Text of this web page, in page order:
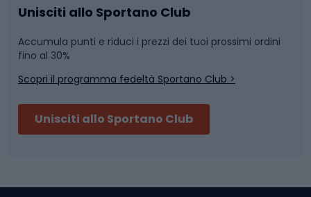
Caschi da ciclismo
Skitouring
Abbigliamento da escursionismo
Nuoto
Pattinaggio
Componenti per biciclette
Unisciti allo Sportano Club
Accumula punti e riduci i prezzi dei tuoi prossimi ordini
fino al 30%
Scopri il programma fedeltà Sportano Club >
Unisciti allo Sportano Club